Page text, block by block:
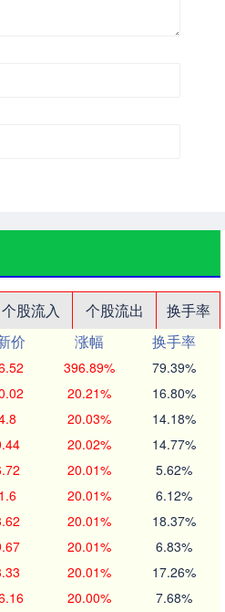
个股流入 个股流出
换手率
价 涨幅
换手率
396.89% 79.39%
20.21% 16.80%
20.03% 14.18%
20.02% 14.77%
20.01% 5.62%
20.01% 6.12%
20.01% 18.37%
20.01% 6.83%
20.01% 17.26%
20.00% 7.68%